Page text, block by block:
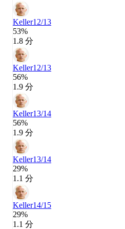
Keller12/13
53%
1.8 分
Keller12/13
56%
1.9 分
Keller13/14
56%
1.9 分
Keller13/14
29%
1.1 分
Keller14/15
29%
1.1 分